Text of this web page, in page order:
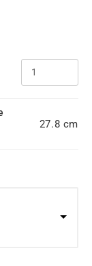
27.8